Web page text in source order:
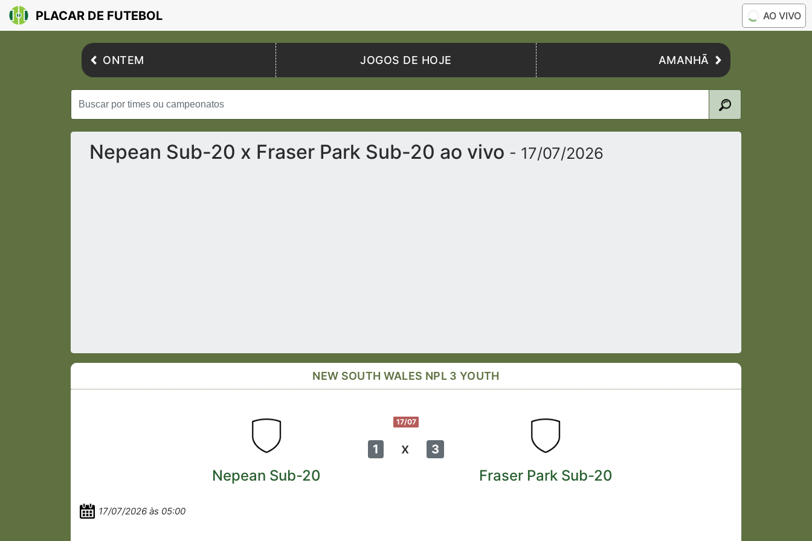
PLACAR DE FUTEBOL AO VIVO
ONTEM JOGOS DE HOJE AMANHÃ
Nepean Sub-20 x Fraser Park Sub-20 ao vivo - 17/07/2026
NEW SOUTH WALES NPL 3 YOUTH
17/07
1 x 3
Nepean Sub-20 Fraser Park Sub-20
17/07/2026 às 05:00